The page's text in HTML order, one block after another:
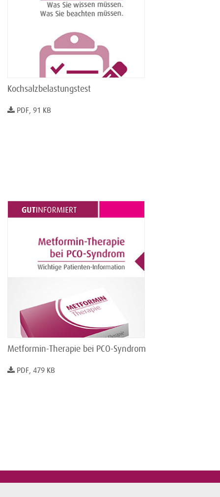
Kochsalzbelastungstest
PDF, 91 KB
Metformin-Therapie bei PCO-Syndrom
PDF, 479 KB